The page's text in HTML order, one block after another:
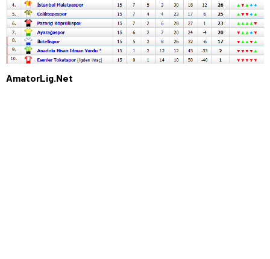
AmatorLig.Net